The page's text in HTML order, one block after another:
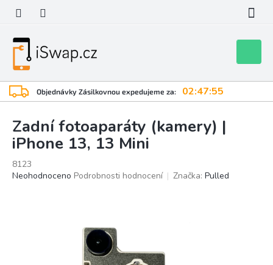
obsah
Objednávky Zásilkovnou expedujeme za: 02:47:54
košík
Zadní fotoaparáty (kamery) |
iPhone 13, 13 Mini
8123
Průměrné
Neohodnoceno Podrobnosti hodnocení Značka: Pulled